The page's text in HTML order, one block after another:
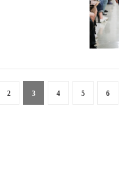
2 3 4 5 6